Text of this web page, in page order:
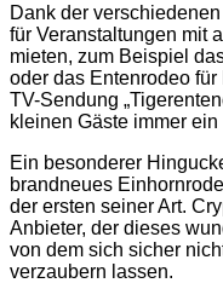
Dank der
für Veranstaltungen mit
mieten, zum Beispiel
oder das Entenrodeo
TV-Sendung
kleinen Gäste immer
Ein besonderer
brandneues
der ersten seiner Art.
Anbieter, der dieses
von dem sich sicher
verzaubern lassen.